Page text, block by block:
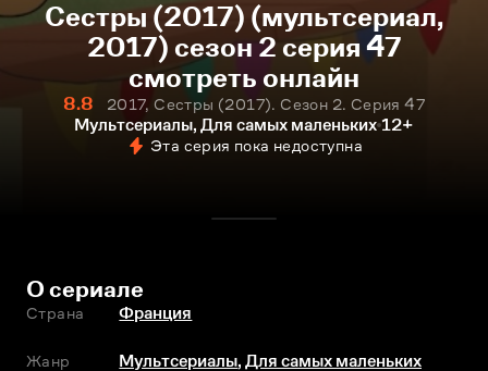
Сестры (2017) (мультсериал,
2017) сезон 2 серия 47
смотреть онлайн
8.8
2017, Сестры (2017). Сезон 2. Серия 47
Мультсериалы, Для самых маленьких 12+
Эта серия пока недоступна
О сериале
Страна Франция
Жанр Мультсериалы,Для самых маленьких